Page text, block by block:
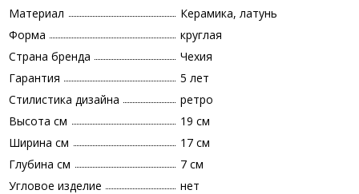
Материал
Керамика, латунь
Форма
круглая
Страна бренда
Чехия
Гарантия
5 лет
Стилистика дизайна
ретро
Высота см
19 см
Ширина см
17 см
Глубина см
7 см
Угловое изделие
нет